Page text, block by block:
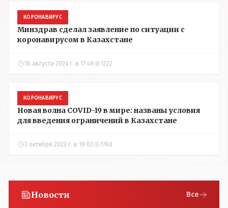
КОРОНАВИРУС
Минздрав сделал заявление по ситуации с
коронавирусом в Казахстане
16 августа 2024 г. в 17:49 1222
КОРОНАВИРУС
Новая волна COVID-19 в мире: названы условия
для введения ограничений в Казахстане
3 октября 2023 г. в 19:02 1760
Новости Все